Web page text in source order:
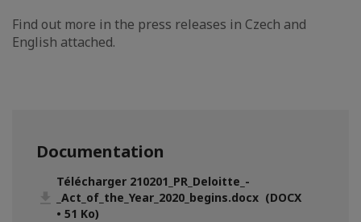
Find out more in the press releases in Czech and
English attached.
Documentation
Télécharger 210201_PR_Deloitte_-
_Act_of_the_Year_2020_begins.docx (DOCX
• 51 Ko)